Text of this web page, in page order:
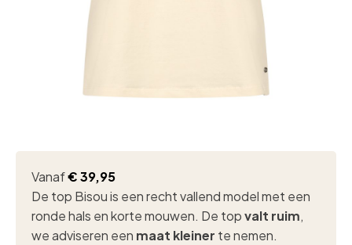
Vanaf€39,95
De top Bisou is een recht vallend model met een
ronde hals en korte mouwen. De topvalt ruim,
we adviseren een maat kleiner te nemen.